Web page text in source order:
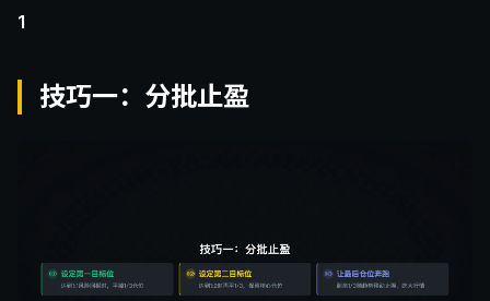
1
技巧一：分批止盈